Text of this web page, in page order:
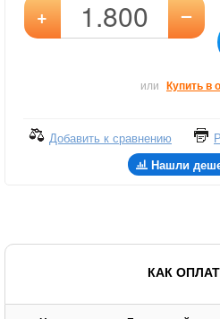
+ –
или Купить в
Добавить к сравнению
Нашли
КАК